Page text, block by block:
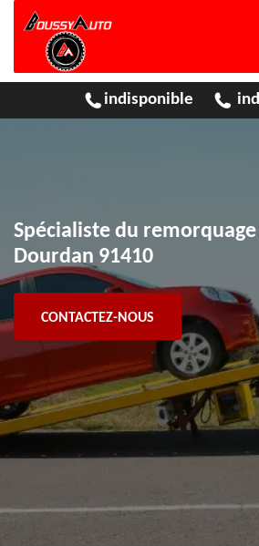
indisponible
Spécialiste du
Dourdan 91410
CONTACTEZ-NOUS